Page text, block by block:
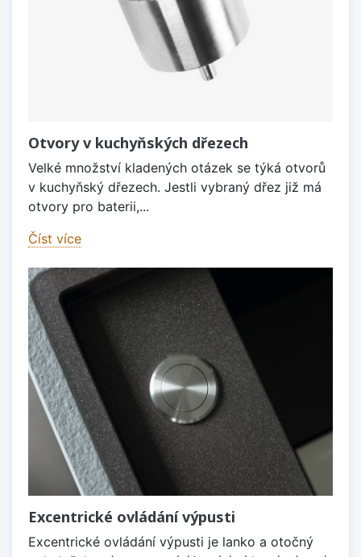
Otvory v kuchyňských dřezech
Velké množství kladených otázek se týká otvorů
v kuchyňský dřezech. Jestli vybraný dřez již má
otvory pro baterii,...
Číst více
Excentrické ovládání výpusti
Excentrické ovládání výpusti je lanko a otočný